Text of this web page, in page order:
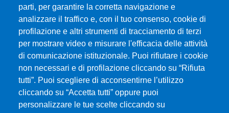
parti, per garantire la corretta navigazione e
analizzare il traffico e, con il tuo consenso, cookie di
profilazione e altri strumenti di tracciamento di terzi
per mostrare video e misurare l'efficacia delle attività
di comunicazione istituzionale. Puoi rifiutare i cookie
non necessari e di profilazione cliccando su “Rifiuta
tutti”. Puoi scegliere di acconsentirne l’utilizzo
cliccando su “Accetta tutti” oppure puoi
personalizzare le tue scelte cliccando su
Università degli Studi di Messina
Piazza Pugliatti, 1 - 98122 Messina
Cod. Fiscale 80004070837
P.IVA 00724160833
Centralino: 090 676 1
MENÙ SOCIAL